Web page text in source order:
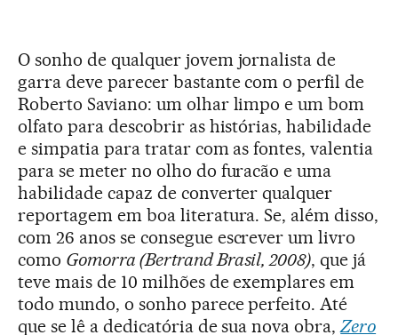
O sonho de qualquer jovem jornalista de
garra deve parecer bastante com o perfil de
Roberto Saviano: um olhar limpo e um bom
olfato para descobrir as histórias, habilidade
e simpatia para tratar com as fontes, valentia
para se meter no olho do furacão e uma
habilidade capaz de converter qualquer
reportagem em boa literatura. Se, além disso,
com 26 anos se consegue escrever um livro
como Gomorra (Bertrand Brasil, 2008), que já
teve mais de 10 milhões de exemplares em
todo mundo, o sonho parece perfeito. Até
que se lê a dedicatória de sua nova obra,Zero